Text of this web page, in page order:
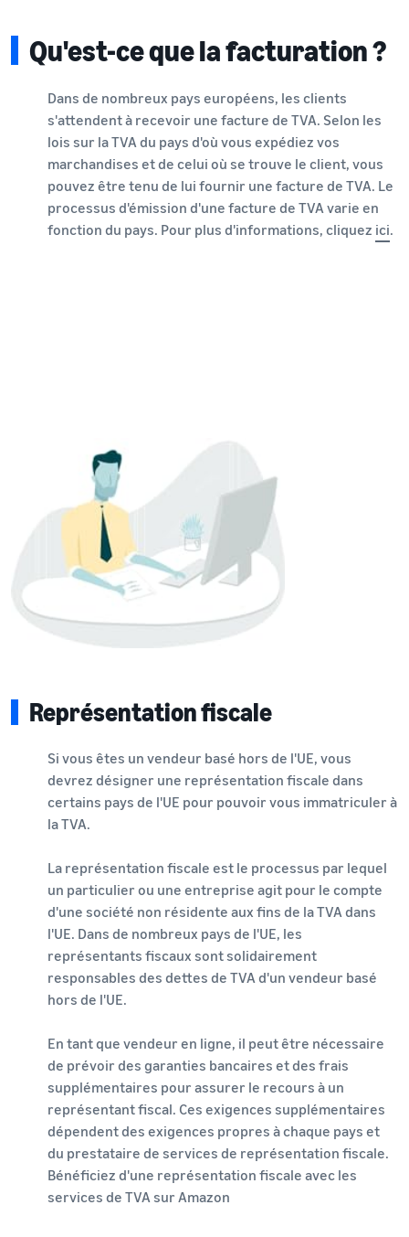
Qu'est-ce que la facturation ?
Dans de nombreux pays européens, les clients
s'attendent à recevoir une facture de TVA. Selon les
lois sur la TVA du pays d'où vous expédiez vos
marchandises et de celui où se trouve le client, vous
pouvez être tenu de lui fournir une facture de TVA. Le
processus d'émission d'une facture de TVA varie en
fonction du pays. Pour plus d'informations, cliquez ici.
Représentation fiscale
Si vous êtes un vendeur basé hors de l'UE, vous
devrez désigner une représentation fiscale dans
certains pays de l'UE pour pouvoir vous immatriculer à
la TVA.
La représentation fiscale est le processus par lequel
un particulier ou une entreprise agit pour le compte
d'une société non résidente aux fins de la TVA dans
l'UE. Dans de nombreux pays de l'UE, les
représentants fiscaux sont solidairement
responsables des dettes de TVA d'un vendeur basé
hors de l'UE.
En tant que vendeur en ligne, il peut être nécessaire
de prévoir des garanties bancaires et des frais
supplémentaires pour assurer le recours à un
représentant fiscal. Ces exigences supplémentaires
dépendent des exigences propres à chaque pays et
du prestataire de services de représentation fiscale.
Bénéficiez d'une représentation fiscale avec les
services de TVA sur Amazon